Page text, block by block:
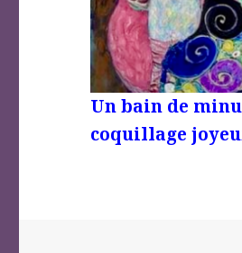
Un bain de
coquillage